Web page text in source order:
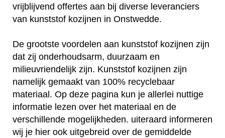
vrijblijvend offertes aan bij diverse leveranciers
van kunststof kozijnen in Onstwedde.
De grootste voordelen aan kunststof kozijnen zijn
dat zij onderhoudsarm, duurzaam en
milieuvriendelijk zijn. Kunststof kozijnen zijn
namelijk gemaakt van 100% recyclebaar
materiaal. Op deze pagina kun je allerlei nuttige
informatie lezen over het materiaal en de
verschillende mogelijkheden. uiteraard informeren
wij je hier ook uitgebreid over de gemiddelde